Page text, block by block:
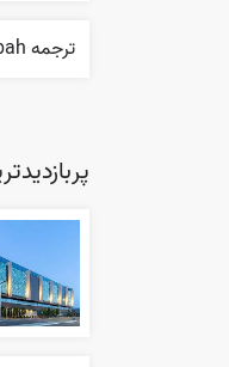
ترجمه Hephzibah